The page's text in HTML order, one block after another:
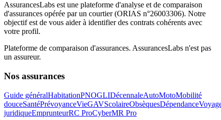
AssurancesLabs est une plateforme d'analyse et de comparaison
d'assurances opérée par un courtier (ORIAS n°26003306). Notre
objectif est de vous aider à identifier des contrats cohérents avec
votre profil.
Plateforme de comparaison d'assurances. AssurancesLabs n'est pas
un assureur.
Nos assurances
Guide généralHabitationPNOGLIDécennaleAutoMotoMobilité
douceSantéPrévoyanceVieGAVScolaireObsèquesDépendance
juridiqueEmprunteurRC ProCyberMR Pro